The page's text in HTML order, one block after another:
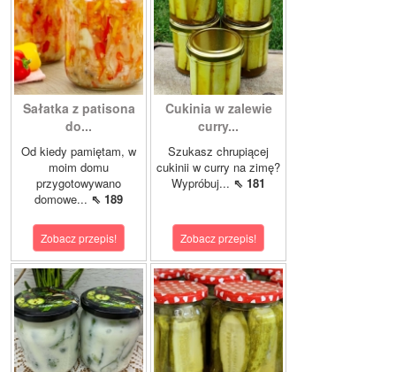
Sałatka z patisona
do...
Od kiedy pamiętam, w
moim domu
przygotowywano
domowe... ⇖ 189
Zobacz przepis!
Cukinia w zalewie
curry...
Szukasz chrupiącej
cukinii w curry na zimę?
Wypróbuj... ⇖ 181
Zobacz przepis!